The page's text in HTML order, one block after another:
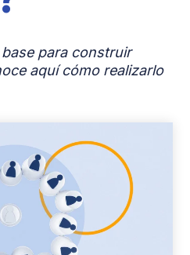
para construir
aquí cómo realizarlo